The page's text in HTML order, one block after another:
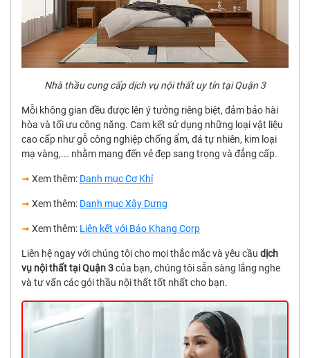
Nhà thầu cung cấp dịch vụ nội thất uy tín tại Quận 3
Mỗi không gian đều được lên ý tưởng riêng biệt, đảm bảo hài
hòa và tối ưu công năng. Cam kết sử dụng những loại vật liệu
cao cấp như gỗ công nghiệp chống ẩm, đá tự nhiên, kim loại
mạ vàng,... nhằm mang đến vẻ đẹp sang trọng và đẳng cấp.
➟ Xem thêm: Danh mục Cơ Khí
➟ Xem thêm: Danh mục Xây Dựng
➟ Xem thêm: Liên kết với Bảo Khang Corp
Liên hệ ngay với chúng tôi cho mọi thắc mắc và yêu cầu dịch
vụ nội thất tại Quận 3của bạn, chúng tôi sẵn sàng lắng nghe
và tư vấn các gói thầu nội thất tốt nhất cho bạn.